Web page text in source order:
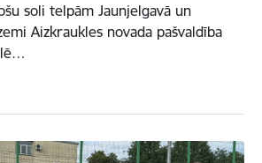
soli telpām Jaunjelgavā un
Aizkraukles novada pašvaldība